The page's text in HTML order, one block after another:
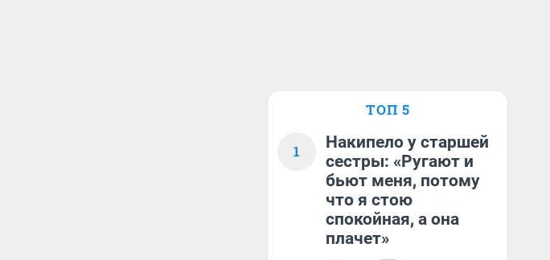
ТОП 5
1
Накипело у старшей
сестры: «Ругают и
бьют меня, потому
что я стою
спокойная, а она
плачет»